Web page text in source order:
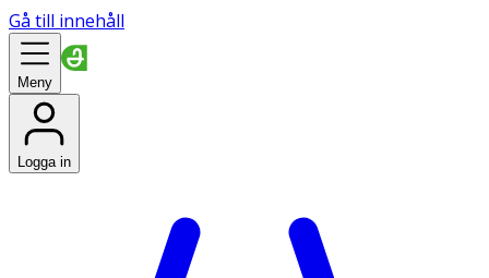
Gå till innehåll
Meny
Logga in